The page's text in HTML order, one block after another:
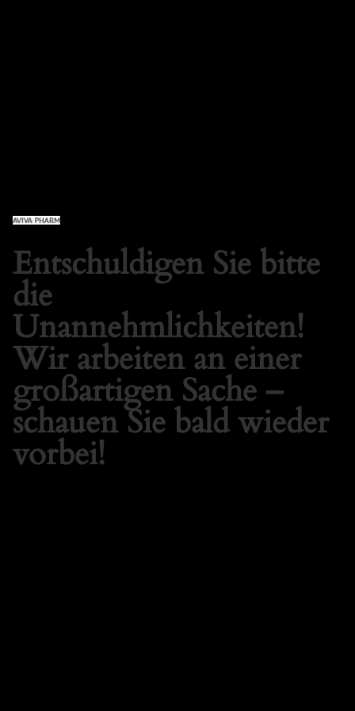
Entschuldigen Sie bitte
die
Unannehmlichkeiten!
Wir arbeiten an einer
großartigen Sache –
schauen Sie bald wieder
vorbei!